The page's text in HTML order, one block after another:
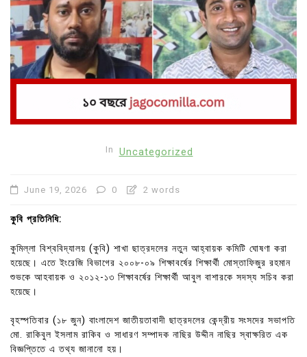
In Uncategorized
June 19, 2026 0 2 words
কুবি প্রতিনিধি:
কুমিল্লা বিশ্ববিদ্যালয় (কুবি) শাখা ছাত্রদলের নতুন আহ্বায়ক কমিটি ঘোষণা করা
হয়েছে। এতে ইংরেজি বিভাগের ২০০৮-০৯ শিক্ষাবর্ষের শিক্ষার্থী মোস্তাফিজুর রহমান
শুভকে আহবায়ক ও ২০১২-১৩ শিক্ষাবর্ষের শিক্ষার্থী আবুল বাশারকে সদস্য সচিব করা
হয়েছে।
বৃহস্পতিবার (১৮ জুন) বাংলাদেশ জাতীয়তাবাদী ছাত্রদলের কেন্দ্রীয় সংসদের সভাপতি
মো. রাকিবুল ইসলাম রাকিব ও সাধারণ সম্পাদক নাছির উদ্দীন নাছির স্বাক্ষরিত এক
বিজ্ঞপ্তিতে এ তথ্য জানানো হয়।